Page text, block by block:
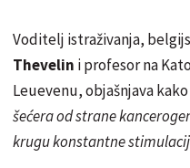
Voditelj istraživanja,
Thevelin i profesor na
Leuevenu, objašnjava kako
šećera od strane
krugu konstantne